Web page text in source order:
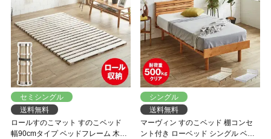
セミシングル
送料無料
ロールすのこマット すのこベッド
幅90cmタイプ ベッドフレーム 木製
シングル
送料無料
マーヴィン すのこベッド 棚コンセ
ント付き ローベッド シングル ベッ